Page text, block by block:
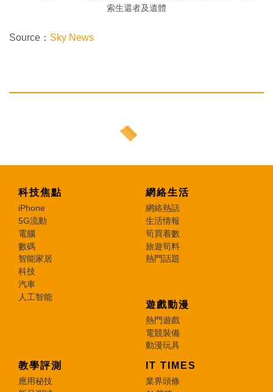
索生還者及遺體
Source： Sky News
科技焦點
iPhone
5G流動
電腦
數碼
智能家居
科技
汽車
人工智能
網絡生活
網絡熱話
生活情報
筍買着數
旅遊筍料
熱門話題
遊戲動漫
熱門遊戲
電競裝備
動漫玩具
教學評測
應用秘技
IT TIMES
業界頭條